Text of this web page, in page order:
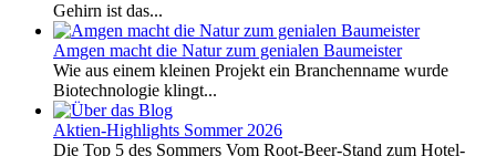
Gehirn ist das...
Amgen macht die Natur zum genialen Baumeister
Wie aus einem kleinen Projekt ein Branchenname wurde
Biotechnologie klingt...
Aktien-Highlights Sommer 2026
Die Top 5 des Sommers Vom Root-Beer-Stand zum Hotel-